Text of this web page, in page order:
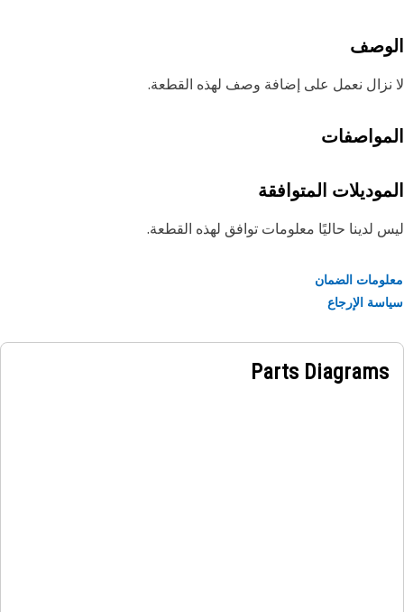
نزال نعمل على إضافة وصف لهذه القطعة.
المتوافقة
لدينا حاليًا معلومات توافق لهذه القطعة.
الضمان
الإرجاع
Parts Diagrams